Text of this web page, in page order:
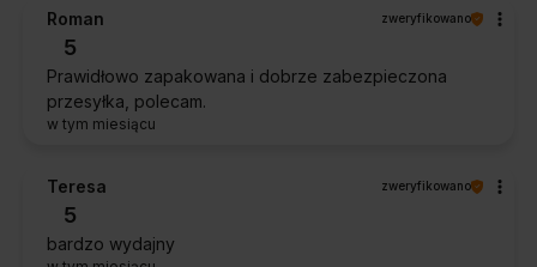
Roman zweryfikowano
5
Prawidłowo zapakowana i dobrze zabezpieczona
przesyłka, polecam.
w tym miesiącu
Teresa zweryfikowano
5
bardzo wydajny